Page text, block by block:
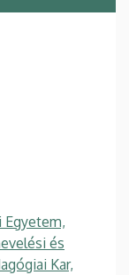
Egyetem,
és
Kar,